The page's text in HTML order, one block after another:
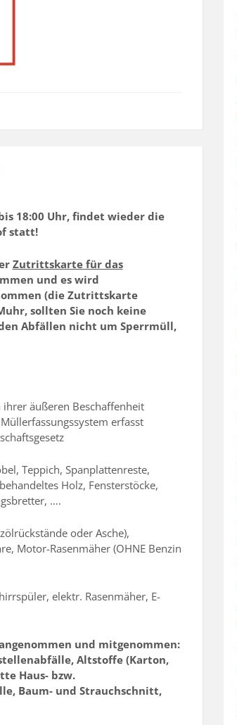
18:00 Uhr, findet wieder die
statt!
Zutrittskarte für das
und es wird
(die Zutrittskarte
sollten Sie noch keine
Abfällen nicht um Sperrmüll,
äußeren Beschaffenheit
erfasst
Teppich, Spanplattenreste,
Holz, Fensterstöcke,
….
oder Asche),
Motor-Rasenmäher (OHNE Benzin
elektr. Rasenmäher, E-
angenommen und mitgenommen:
Altstoffe (Karton,
Haus- bzw.
Baum- und Strauchschnitt,